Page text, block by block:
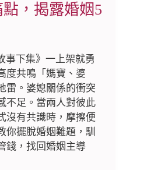
，揭露婚姻5
事下集》一上架就勇
度共鳴「媽寶、婆
雷。婆媳關係的衝突
不足。當兩人對彼此
沒有共識時，摩擦便
你擺脫婚姻難題，馴
錢，找回婚姻主導